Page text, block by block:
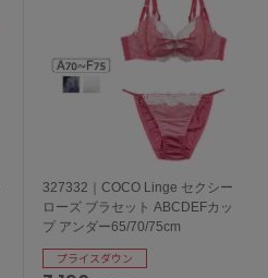
327332｜COCO Linge セクシー
ローズ ブラセット ABCDEFカッ
プ アンダー65/70/75cm
プライスダウン